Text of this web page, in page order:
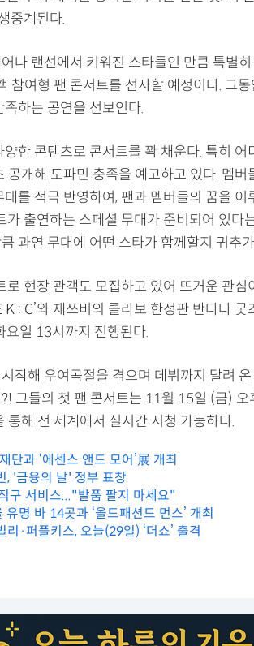
중계된다.
나 랜선에서 키워진 스타들인 만큼 특별
참여형 팬 콘서트를 선사할 예정이다. 그
하는 공연을 선보인다.
한 콘텐츠로 콘서트를 꽉 채운다. 특히
공개해 도파민 충족을 예고하고 있다. 멤버
를 적극 반영하여, 팬과 멤버들의 꿈을 이
가 출연하는 스페셜 무대가 준비되어 있다
과연 무대에 어떤 스타가 함께할지 귀추
로 현장 관객도 모집하고 있어 뜨거운 관심
K : C’와 재쓰비의 콜라보 한정판 반다나
일 13시까지 진행된다.
작해 우여곡절을 겪으며 데뷔까지 달려
그들의 첫 팬 콘서트는 11월 15일 (금) 오
통해 전 세계에서 실시간 시청 가능하다.
단과 ‘에센스 앤드 모어’展 개최
, '금융의 날' 정부 표창
구 서비스..."발품 팔지 마세요"
명 바 14곳과 ‘올드패션드 먼스’ 개최
·퍼플키스, 오늘(29일) ‘더쇼’ 출격